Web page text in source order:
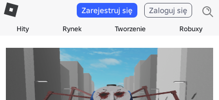
Hity Rynek Tworzenie Robuxy
Zarejestruj się Zaloguj się